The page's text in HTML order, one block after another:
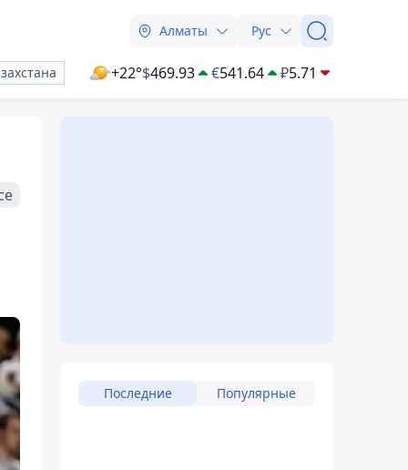
Алматы Рус
+22°$469.93 €541.64 ₽5.71
Последние Популярные